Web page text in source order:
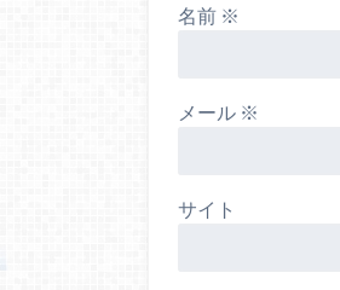
名前 ※
メール ※
サイト